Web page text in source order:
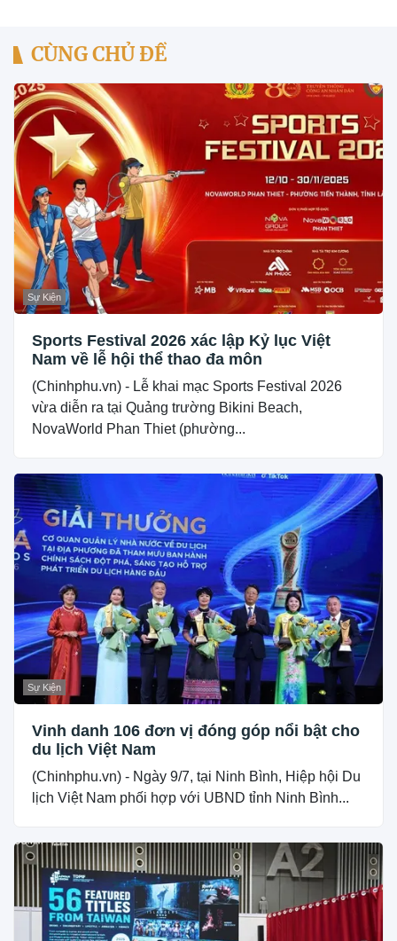
CÙNG CHỦ ĐỀ
Sự Kiện
Sports Festival 2026 xác lập Kỷ lục Việt
Nam về lễ hội thể thao đa môn
(Chinhphu.vn) - Lễ khai mạc Sports Festival 2026
vừa diễn ra tại Quảng trường Bikini Beach,
NovaWorld Phan Thiet (phường...
Sự Kiện
Vinh danh 106 đơn vị đóng góp nổi bật cho
du lịch Việt Nam
(Chinhphu.vn) - Ngày 9/7, tại Ninh Bình, Hiệp hội Du
lịch Việt Nam phối hợp với UBND tỉnh Ninh Bình...